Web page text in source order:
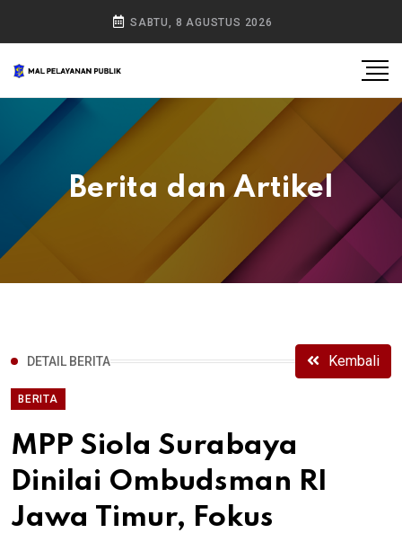
SABTU, 8 AGUSTUS 2026
Berita dan Artikel
DETAIL BERITA Kembali
BERITA
MPP Siola Surabaya
Dinilai Ombudsman RI
Jawa Timur, Fokus